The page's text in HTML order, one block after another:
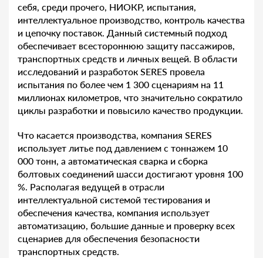
себя, среди прочего, НИОКР, испытания,
интеллектуальное производство, контроль качества
и цепочку поставок. Данный системный подход
обеспечивает всестороннюю защиту пассажиров,
транспортных средств и личных вещей. В области
исследований и разработок SERES провела
испытания по более чем 1 300 сценариям на 11
миллионах километров, что значительно сократило
циклы разработки и повысило качество продукции.
Что касается производства, компания SERES
использует литье под давлением с тоннажем 10
000 тонн, а автоматическая сварка и сборка
болтовых соединений шасси достигают уровня 100
%. Располагая ведущей в отрасли
интеллектуальной системой тестирования и
обеспечения качества, компания использует
автоматизацию, большие данные и проверку всех
сценариев для обеспечения безопасности
транспортных средств.